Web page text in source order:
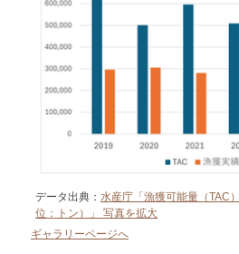
データ出典： 水産庁「漁獲可能量（TAC
位：トン）」 写真を拡大
ギャラリーページへ